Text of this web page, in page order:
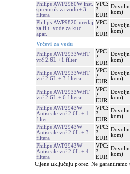
Philips AWP2980W inst.
spremnik za vodu+ 3
filtera
VPC:
?
EUR
kom)
Philips AWP9820 uređaj
za filt. vode za kuć.
apar.
VPC:
?
EUR
kom)
Vrčevi za vodu
Philips AWP2933WHT
vrč 2.6L +1 filter
VPC:
?
EUR
kom)
Philips AWP2933WHT
vrč 2.6L + 3 filtera
VPC:
?
EUR
kom)
Philips AWP2933WHT
vrč 2.6L + 6 filtera
VPC:
?
EUR
kom)
Philips AWP2943W
Antiscale vrč 2.6L + 1
filter
VPC:
?
EUR
kom)
Philips AWP2943W
Antiscale vrč 2.6L + 3
filtera
VPC:
?
EUR
kom)
Philips AWP2943W
Antiscale vrč 2.6L + 4
filtera
VPC:
?
EUR
kom)
Cijene uključuju porez. Ne garantiramo